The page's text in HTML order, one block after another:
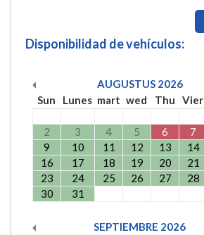
Disponibilidad de vehículos:
AUGUSTUS 2026
Sun
Lunes mart wed Thu Vier
2
3 4 5 6 7
9
10 11 12 13 14
16
17 18 19 20 21
23
24 25 26 27 28
30
31
SEPTIEMBRE 2026